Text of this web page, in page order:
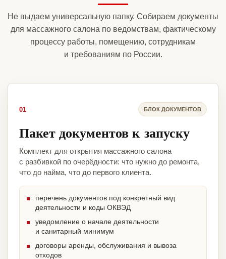
Не выдаем универсальную папку. Собираем документы
для массажного салона по ведомствам, фактическому
процессу работы, помещению, сотрудникам
и требованиям по России.
01 БЛОК ДОКУМЕНТОВ
Пакет документов к запуску
Комплект для открытия массажного салона
с разбивкой по очерёдности: что нужно до ремонта,
что до найма, что до первого клиента.
перечень документов под конкретный вид
деятельности и коды ОКВЭД
уведомление о начале деятельности
и санитарный минимум
договоры аренды, обслуживания и вывоза
отходов